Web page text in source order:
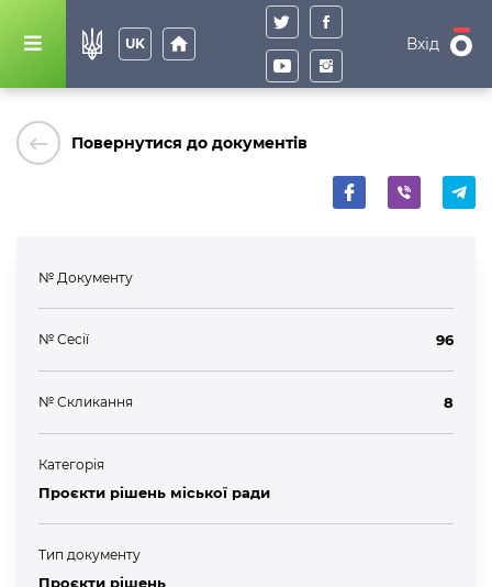
UK home Вхід
keyboard_backspace Повернутися до документів
№ Документу
№ Сесії 96
№ Скликання 8
Категорія
Проєкти рішень міської ради
Тип документу
Проєкти рішень